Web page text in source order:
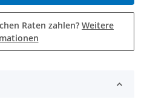
Raten zahlen? Weitere